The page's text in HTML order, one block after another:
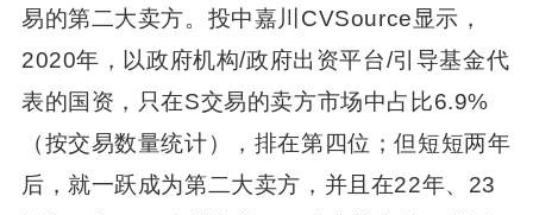
易的第二大卖方。投中嘉川CVSource显示，
2020年，以政府机构/政府出资平台/引导基金代
表的国资，只在S交易的卖方市场中占比6.9%
（按交易数量统计），排在第四位；但短短两年
后，就一跃成为第二大卖方，并且在22年、23